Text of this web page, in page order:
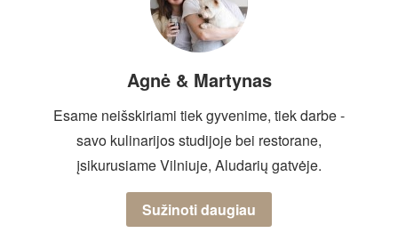
Agnė & Martynas
Esame neišskiriami tiek gyvenime, tiek darbe -
savo kulinarijos studijoje bei restorane,
įsikurusiame Vilniuje, Aludarių gatvėje.
Sužinoti daugiau